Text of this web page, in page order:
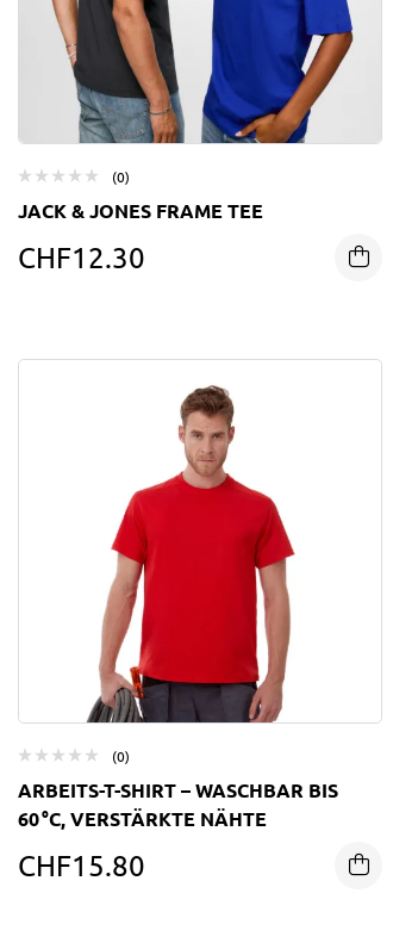
(0)
JACK & JONES FRAME TEE
CHF12.30
(0)
ARBEITS-T-SHIRT – WASCHBAR BIS
60 °C, VERSTÄRKTE NÄHTE
CHF15.80